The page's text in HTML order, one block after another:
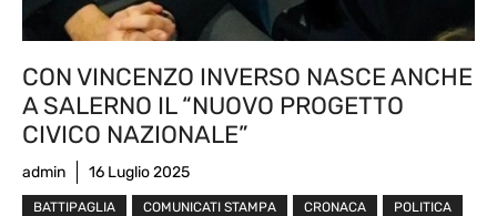
CON VINCENZO INVERSO NASCE ANCHE
A SALERNO IL “NUOVO PROGETTO
CIVICO NAZIONALE”
admin 16 Luglio 2025
BATTIPAGLIA COMUNICATI STAMPA CRONACA
POLITICA